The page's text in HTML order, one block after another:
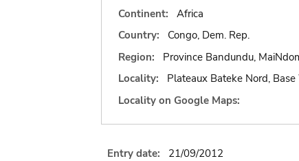
Continent:
Africa
Country:
Congo, Dem. Rep.
Region:
Province Bandundu,
Locality:
Plateaux Bateke Nord,
Locality on Google Maps:
Entry date: 21/09/2012